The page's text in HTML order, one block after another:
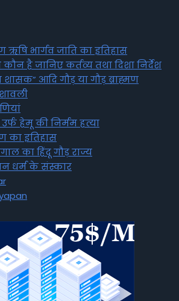
ऋषि भार्गव जाति का इतिहास
है जानिए कर्तव्य तथा दिशा निर्देश
शासक” आदि गौड़ या गौड़ ब्राह्मण
उर्फ हेमू की निर्मम हत्या
का इतिहास
का हिंदू गौड़ राज्य
धर्म के संस्कार